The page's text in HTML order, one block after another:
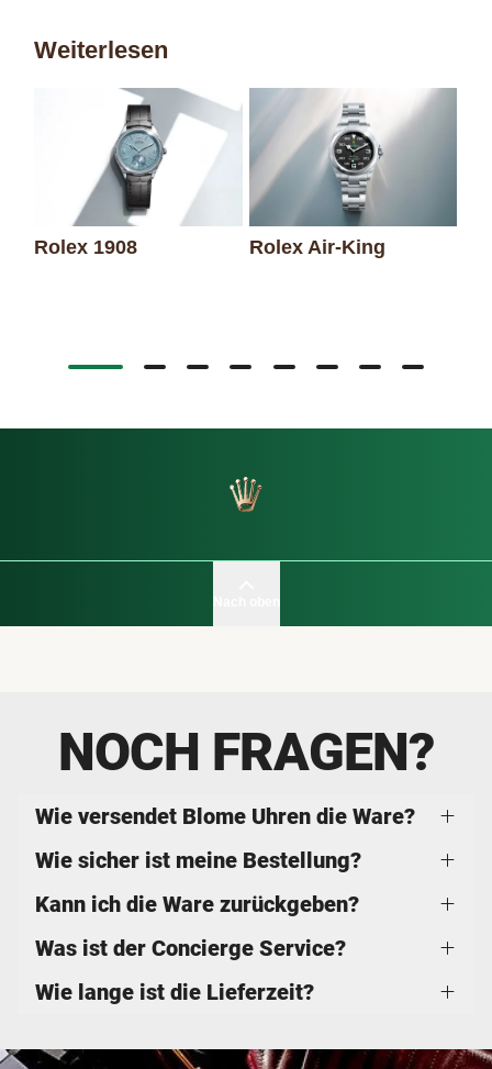
Weiterlesen
Rolex 1908 Rolex Air-King
NOCH FRAGEN?
Wie versendet Blome Uhren die Ware?
Wie sicher ist meine Bestellung?
Kann ich die Ware zurückgeben?
Was ist der Concierge Service?
Wie lange ist die Lieferzeit?